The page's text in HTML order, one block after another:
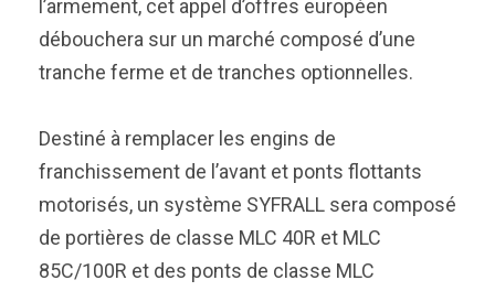
l’armement, cet appel d’offres européen
débouchera sur un marché composé d’une
tranche ferme et de tranches optionnelles.
Destiné à remplacer les engins de
franchissement de l’avant et ponts flottants
motorisés, un système SYFRALL sera composé
de portières de classe MLC 40R et MLC
85C/100R et des ponts de classe MLC